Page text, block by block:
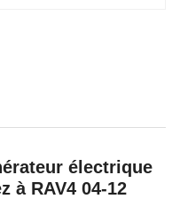
électrique
à RAV4 04-12